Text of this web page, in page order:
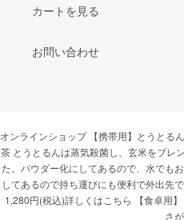
カートを見る
お問い合わせ
オンラインショップ 【携帯用】とうとる
茶 とうとるんは蒸気殺菌し、玄米をブレ
た。パウダー化にしてあるので、水でも
してあるので持ち運びにも便利で外出先
1,280円(税込)詳しくはこちら 【食卓用
さ